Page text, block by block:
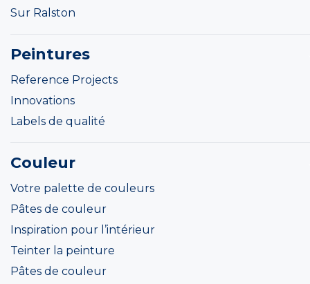
Sur Ralston
Peintures
Reference Projects
Innovations
Labels de qualité
Couleur
Votre palette de couleurs
Pâtes de couleur
Inspiration pour l’intérieur
Teinter la peinture
Pâtes de couleur